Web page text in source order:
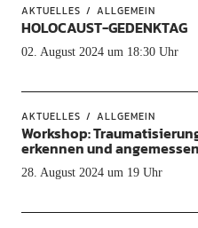
AKTUELLES ALLGEMEIN
HOLOCAUST-GEDENKTAG
02. August 2024 um 18:30 Uhr
AKTUELLES ALLGEMEIN
Workshop:
erkennen und
28. August 2024 um 19 Uhr